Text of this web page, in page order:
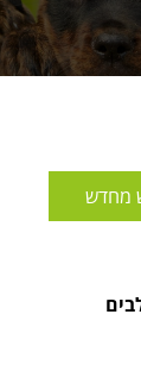
מחדש